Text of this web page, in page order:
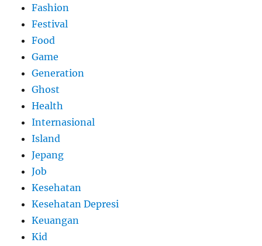
Fashion
Festival
Food
Game
Generation
Ghost
Health
Internasional
Island
Jepang
Job
Kesehatan
Kesehatan Depresi
Keuangan
Kid